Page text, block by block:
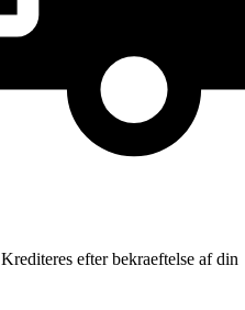
Krediteres efter bekraeftelse af din